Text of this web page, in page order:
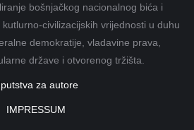
bošnjačkog nacionalnog bića i
civilizacijskih vrijednosti u duhu
demokratije, vladavine prava,
države i otvorenog tržišta.
za autore
IMPRESSUM